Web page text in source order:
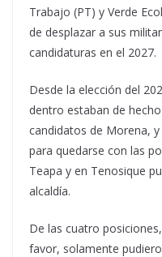
Trabajo (PT) y Verde
de desplazar a sus
candidaturas en el 2027.
Desde la elección del
dentro estaban de
candidatos de Morena,
para quedarse con las
Teapa y en Tenosique
alcaldía.
De las cuatro
favor, solamente